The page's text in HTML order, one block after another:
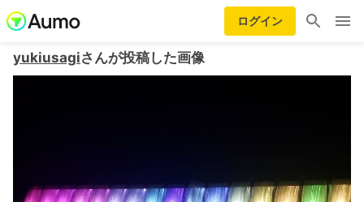
ログイン
yukiusagiさんが投稿した画像